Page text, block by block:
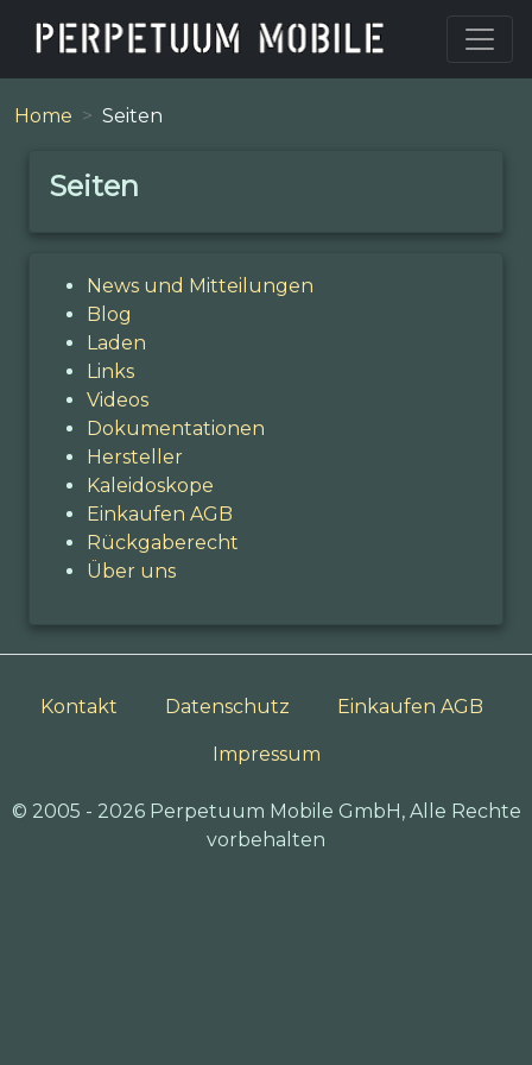
Home Seiten
Seiten
News und Mitteilungen
Blog
Laden
Links
Videos
Dokumentationen
Hersteller
Kaleidoskope
Einkaufen AGB
Rückgaberecht
Über uns
Kontakt Datenschutz Einkaufen AGB
Impressum
© 2005 - 2026 Perpetuum Mobile GmbH, Alle Rechte
vorbehalten